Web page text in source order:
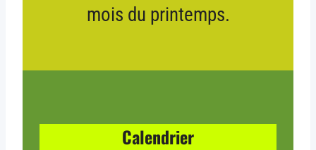
mois du printemps.
Calendrier